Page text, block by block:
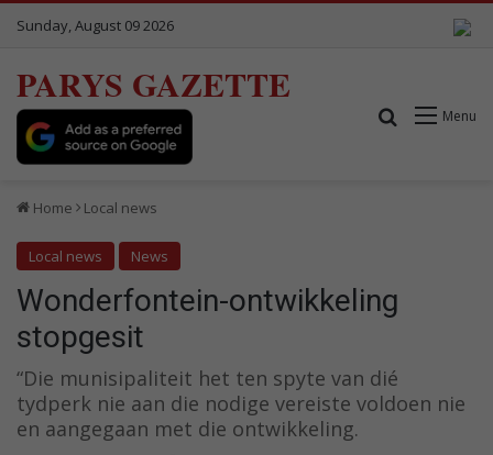
Sunday, August 09 2026
PARYS GAZETTE
Menu
Search for
Home Local news
Local news News
Wonderfontein-ontwikkeling
stopgesit
“Die munisipaliteit het ten spyte van dié
tydperk nie aan die nodige vereiste voldoen nie
en aangegaan met die ontwikkeling.